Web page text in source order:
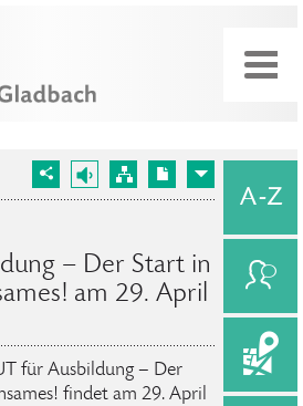
– Der Start in
am 29. April
für Ausbildung – Der
findet am 29. April